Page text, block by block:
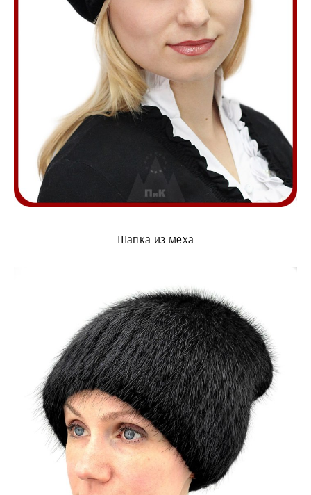
Шапка из меха